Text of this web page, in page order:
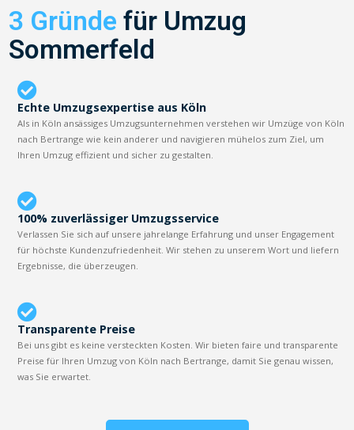
3 Gründe für Umzug
Sommerfeld
Echte Umzugsexpertise aus Köln
Als in Köln ansässiges Umzugsunternehmen verstehen wir Umzüge von Köln
nach Bertrange wie kein anderer und navigieren mühelos zum Ziel, um
Ihren Umzug effizient und sicher zu gestalten.
100% zuverlässiger Umzugsservice
Verlassen Sie sich auf unsere jahrelange Erfahrung und unser Engagement
für höchste Kundenzufriedenheit. Wir stehen zu unserem Wort und liefern
Ergebnisse, die überzeugen.
Transparente Preise
Bei uns gibt es keine versteckten Kosten. Wir bieten faire und transparente
Preise für Ihren Umzug von Köln nach Bertrange, damit Sie genau wissen,
was Sie erwartet.